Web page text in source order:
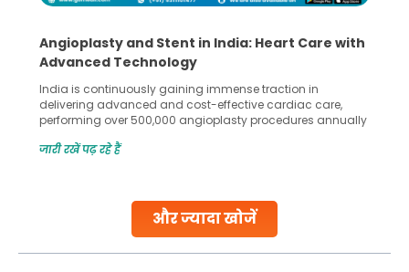
और ज्यादा खोजें
Angioplasty and Stent in India: Heart Care with
Advanced Technology
India is continuously gaining immense traction in
delivering advanced and cost-effective cardiac care,
performing over 500,000 angioplasty procedures annually
globe are searching for treatments like angioplasty and
Studies, such as one published
जारी रखें पढ़ रहे हैं